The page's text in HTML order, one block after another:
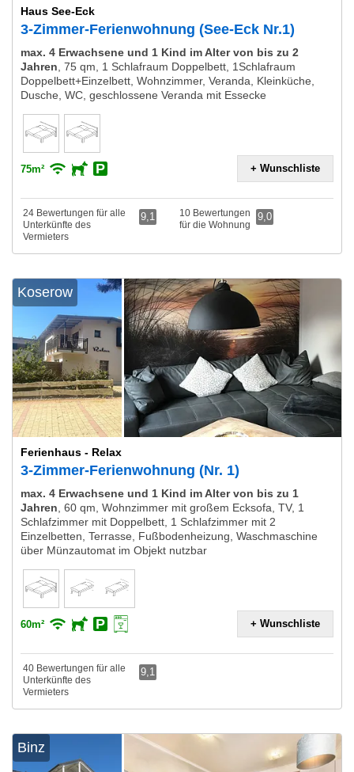
Haus See-Eck
3-Zimmer-Ferienwohnung (See-Eck Nr.1)
max. 4 Erwachsene und 1 Kind im Alter von bis zu 2
Jahren 75 qm, 1 Schlafraum Doppelbett, 1Schlafraum
Doppelbett+Einzelbett, Wohnzimmer, Veranda, Kleinküche,
Dusche, WC, geschlossene Veranda mit Essecke
75m² + Wunschliste
24 Bewertungen für alle
Unterkünfte des
Vermieters
9,1
10 Bewertungen
für die Wohnung
9,0
Koserow
Ferienhaus - Relax
3-Zimmer-Ferienwohnung (Nr. 1)
max. 4 Erwachsene und 1 Kind im Alter von bis zu 1
Jahren 60 qm, Wohnzimmer mit großem Ecksofa, TV, 1
Schlafzimmer mit Doppelbett, 1 Schlafzimmer mit 2
Einzelbetten, Terrasse, Fußbodenheizung, Waschmaschine
über Münzautomat im Objekt nutzbar
60m² + Wunschliste
40 Bewertungen für alle
Unterkünfte des
Vermieters
9,1
Binz